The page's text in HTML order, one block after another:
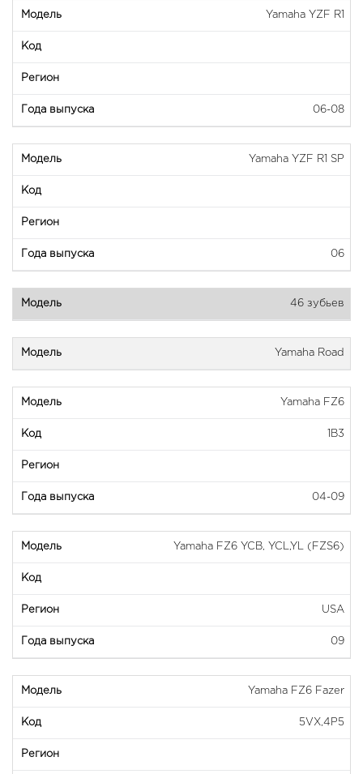
Yamaha YZF R1
06-08
Yamaha YZF R1 SP
06
46 зубьев
Yamaha Road
Yamaha FZ6
1B3
04-09
Yamaha FZ6 YCB, YCL,YL (FZS6)
USA
09
Yamaha FZ6 Fazer
5VX,4P5